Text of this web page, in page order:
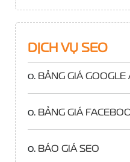
DỊCH VỤ SEO
o. BẢNG GIÁ GOOGLE
o. BẢNG GIÁ
o. BÁO GIÁ SEO